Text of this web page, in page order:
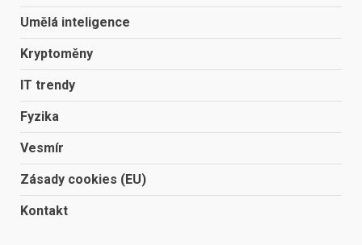
Umělá inteligence
Kryptoměny
IT trendy
Fyzika
Vesmír
Zásady cookies (EU)
Kontakt